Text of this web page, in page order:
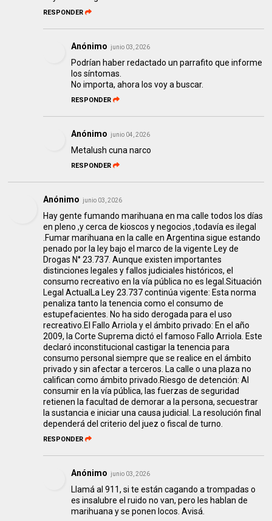
RESPONDER
Anónimo junio 03, 2026
Podrían haber redactado un parrafito que informe
los síntomas.
No importa, ahora los voy a buscar.
RESPONDER
Anónimo junio 04, 2026
Metalush cuna narco
RESPONDER
Anónimo junio 03, 2026
Hay gente fumando marihuana en ma calle todos los días
en pleno ,y cerca de kioscos y negocios ,todavía es ilegal
.Fumar marihuana en la calle en Argentina sigue estando
penado por la ley bajo el marco de la vigente Ley de
Drogas N° 23.737. Aunque existen importantes
distinciones legales y fallos judiciales históricos, el
consumo recreativo en la vía pública no es legal.Situación
Legal ActualLa Ley 23.737 continúa vigente: Esta norma
penaliza tanto la tenencia como el consumo de
estupefacientes. No ha sido derogada para el uso
recreativo.El Fallo Arriola y el ámbito privado: En el año
2009, la Corte Suprema dictó el famoso Fallo Arriola. Este
declaró inconstitucional castigar la tenencia para
consumo personal siempre que se realice en el ámbito
privado y sin afectar a terceros. La calle o una plaza no
califican como ámbito privado.Riesgo de detención: Al
consumir en la vía pública, las fuerzas de seguridad
retienen la facultad de demorar a la persona, secuestrar
la sustancia e iniciar una causa judicial. La resolución final
dependerá del criterio del juez o fiscal de turno.
RESPONDER
Anónimo junio 03, 2026
Llamá al 911, si te están cagando a trompadas o
es insalubre el ruido no van, pero les hablan de
marihuana y se ponen locos. Avisá.